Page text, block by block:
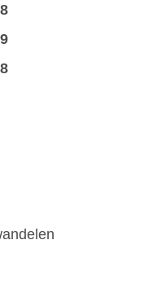
8
9
8